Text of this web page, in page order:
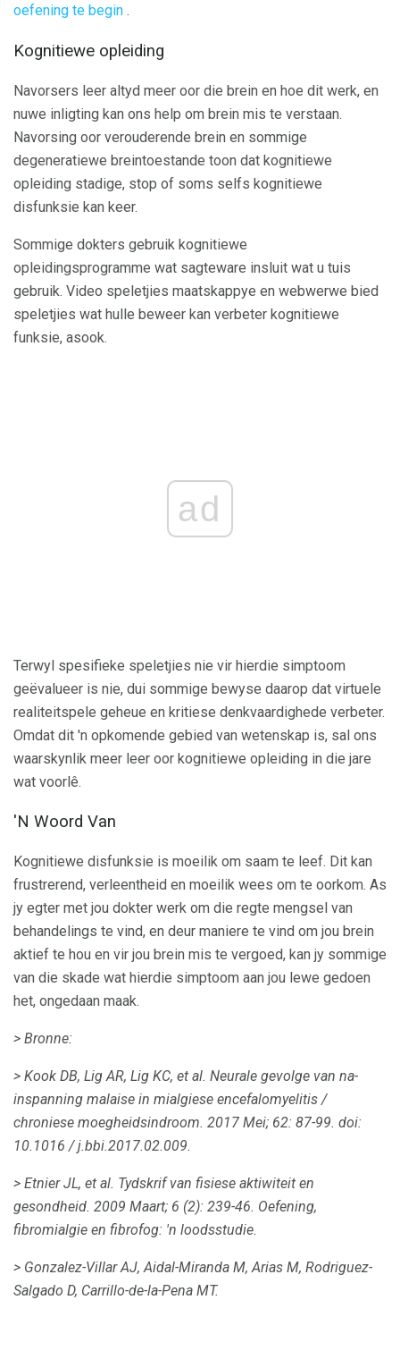
oefening te begin .
Kognitiewe opleiding
Navorsers leer altyd meer oor die brein en hoe dit werk, en
nuwe inligting kan ons help om brein mis te verstaan.
Navorsing oor verouderende brein en sommige
degeneratiewe breintoestande toon dat kognitiewe
opleiding stadige, stop of soms selfs kognitiewe
disfunksie kan keer.
Sommige dokters gebruik kognitiewe
opleidingsprogramme wat sagteware insluit wat u tuis
gebruik. Video speletjies maatskappye en webwerwe bied
speletjies wat hulle beweer kan verbeter kognitiewe
funksie, asook.
ad
Terwyl spesifieke speletjies nie vir hierdie simptoom
geëvalueer is nie, dui sommige bewyse daarop dat virtuele
realiteitspele geheue en kritiese denkvaardighede verbeter.
Omdat dit 'n opkomende gebied van wetenskap is, sal ons
waarskynlik meer leer oor kognitiewe opleiding in die jare
wat voorlê.
'N Woord Van
Kognitiewe disfunksie is moeilik om saam te leef. Dit kan
frustrerend, verleentheid en moeilik wees om te oorkom. As
jy egter met jou dokter werk om die regte mengsel van
behandelings te vind, en deur maniere te vind om jou brein
aktief te hou en vir jou brein mis te vergoed, kan jy sommige
van die skade wat hierdie simptoom aan jou lewe gedoen
het, ongedaan maak.
> Bronne:
> Kook DB, Lig AR, Lig KC, et al. Neurale gevolge van na-
inspanning malaise in mialgiese encefalomyelitis /
chroniese moegheidsindroom. 2017 Mei; 62: 87-99. doi:
10.1016 / j.bbi.2017.02.009.
> Etnier JL, et al. Tydskrif van fisiese aktiwiteit en
gesondheid. 2009 Maart; 6 (2): 239-46. Oefening,
fibromialgie en fibrofog: 'n loodsstudie.
> Gonzalez-Villar AJ, Aidal-Miranda M, Arias M, Rodriguez-
Salgado D, Carrillo-de-la-Pena MT.